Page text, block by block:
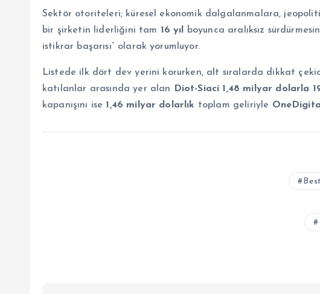
Sektör otoriteleri; küresel ekonomik dalgalanmalara,
bir şirketin liderliğini tam 16 yıl boyunca aralıksız
istikrar başarısı” olarak yorumluyor.
Listede ilk dört dev yerini korurken, alt sıralarda dikkat
katılanlar arasında yer alan Diot-Siaci 1,48 milyar dolarla
kapanışını ise 1,46 milyar dolarlık toplam geliriyle